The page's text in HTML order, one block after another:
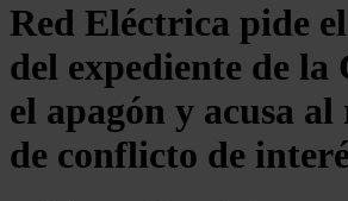
Red Eléctrica pide
del expediente de
el apagón y acusa
de conflicto de